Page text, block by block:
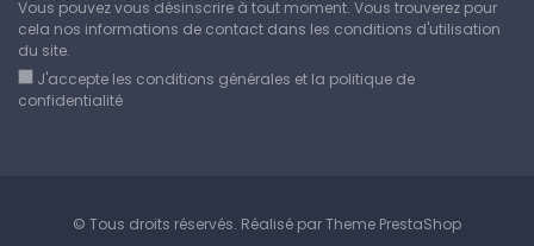
Vous pouvez vous désinscrire à tout moment. Vous trouverez pour
cela nos informations de contact dans les conditions d'utilisation
du site.
J'accepte les conditions générales et la politique de
confidentialité
© Tous droits réservés. Réalisé parTheme PrestaShop